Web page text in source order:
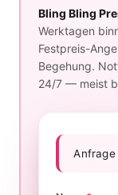
Bling Bling
Werktagen
Festpreis-
Begehung.
24/7 — meist
Anfrage